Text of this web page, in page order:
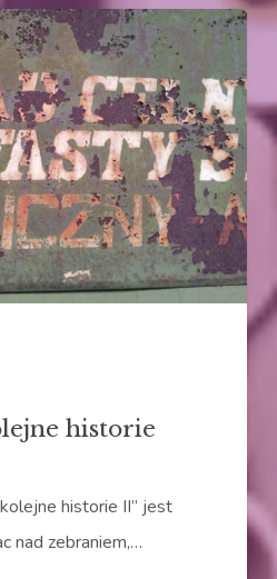
historie
historie II” jest
nad zebraniem,…